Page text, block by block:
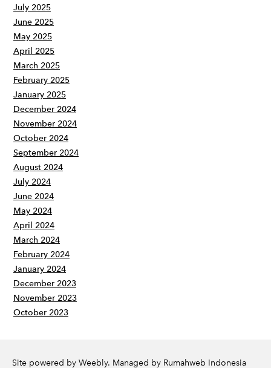
July 2025
June 2025
May 2025
April 2025
March 2025
February 2025
January 2025
December 2024
November 2024
October 2024
September 2024
August 2024
July 2024
June 2024
May 2024
April 2024
March 2024
February 2024
January 2024
December 2023
November 2023
October 2023
Site powered by Weebly. Managed by Rumahweb Indonesia